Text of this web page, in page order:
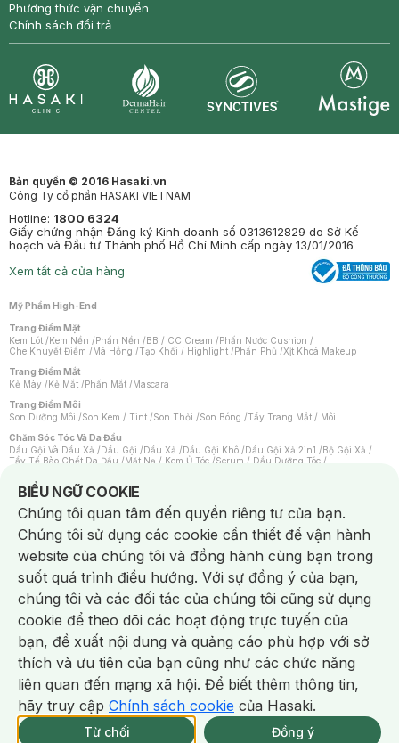
Giao Nhanh Miễn Phí 2H.
tại 337 Chi Nhánh (Trễ tặng 100K)
Phương thức vận chuyển
Chính sách đổi trả
Bản quyền © 2016 Hasaki.vn
Công Ty cổ phần HASAKI VIETNAM
Hotline: 1800 6324
Giấy chứng nhận Đăng ký Kinh doanh số 0313612829 do Sở Kế
hoạch và Đầu tư Thành phố Hồ Chí Minh cấp ngày 13/01/2016
Xem tất cả cửa hàng
Mỹ Phẩm High-End
Trang Điểm Mặt
Kem Lót /Kem Nền /Phấn Nền /BB / CC Cream /Phấn Nước Cushion /
Che Khuyết Điểm /Má Hồng /Tạo Khối / Highlight /Phấn Phủ /Xịt Khoá Makeup
Trang Điểm Mắt
Kẻ Mày /Kẻ Mắt /Phấn Mắt /Mascara
Trang Điểm Môi
Son Dưỡng Môi /Son Kem / Tint /Son Thỏi /Son Bóng /Tẩy Trang Mắt / Môi
Chăm Sóc Tóc Và Da Đầu
Dầu Gội Và Dầu Xả /Dầu Gội /Dầu Xả /Dầu Gội Khô /Dầu Gội Xả 2in1 /Bộ Gội Xả /
Tẩy Tế Bào Chết Da Đầu /Mặt Nạ / Kem Ủ Tóc /Serum / Dầu Dưỡng Tóc /
Máy Sấy Tóc
Lược
Kem Tẩy Lông/Dụng Cụ Tẩy Lông
Nước Hoa
Nước Hoa Nam Nước Hoa Cao Cấp Xịt Thơm Toàn Thân
Nước Hoa Vùng Kín
Chăm Sóc Cá Nhân
Chống Muỗi
Khẩu Trang Máy Massage Mặt Nạ Xông Hơi/Nước Rửa Tay
Sản Phẩm Chăm Sóc Khác/ Bàn Chải Đánh Răng /Bàn Chải Điện/
Hỗ Trợ Trắng Răng / Kem Đánh Răng Máy Tăm Nước Nước Súc Miệng
Tăm / Chỉ Nha Khoa /Xịt Thơm Miệng / Dung Dịch Vệ Sinh/Dưỡng Vùng Kín/
Khăn Ướt Vệ Sinh Vùng Kín
/Băng Vệ Sinh Tampon Bọt Cạo Râu Dao Cạo Râu/
Máy Cạo Râu
Vấn Đề Về Da
Da Dầu / Lỗ Chân Lông To
Da Khô / Mất Nước /Da Lão Hóa / Da Mụn/
Da Nhạy Cảm / Kích Ứng/Da Xỉn Màu/Thâm / Nám / Tàn Nhang/
Quầng Thâm & Bọng Mắt/ Sẹo
Viêm Da Cơ Địa
Dụng Cụ / Phụ Kiện Chăm Sóc Da
/Khăn Lau Mặt Khô Dụng Cụ / Máy Rửa Mặt/Máy Chăm Sóc Da
BIỂU NGỮ COOKIE
Notice about cookies usage
Chúng tôi quan tâm đến quyền riêng tư của bạn.
Chúng tôi sử dụng các cookie cần thiết để vận hành
website của chúng tôi và đồng hành cùng bạn trong
suốt quá trình điều hướng. Với sự đồng ý của bạn,
chúng tôi và các đối tác của chúng tôi cũng sử dụng
cookie để theo dõi các hoạt động trực tuyến của
bạn, đề xuất nội dung và quảng cáo phù hợp với sở
thích và ưu tiên của bạn cũng như các chức năng
liên quan đến mạng xã hội. Để biết thêm thông tin,
hãy truy cập Chính sách cookie của Hasaki.
Từ chối Đồng ý